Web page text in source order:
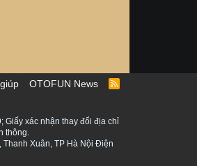
OTOFUN News
R
Giấy xác nhận thay đổi địa chỉ
thông.
Thanh Xuân, TP Hà Nội Điện